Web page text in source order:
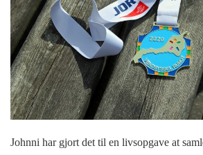
Johnni har gjort det til en livsopgave at